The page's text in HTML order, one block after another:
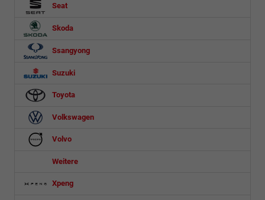
Seat
Skoda
Ssangyong
Suzuki
Toyota
Volkswagen
Volvo
Weitere
Xpeng